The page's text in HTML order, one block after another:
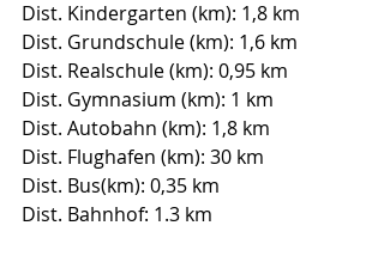
Dist. Kindergarten (km): 1,8 km
Dist. Grundschule (km): 1,6 km
Dist. Realschule (km): 0,95 km
Dist. Gymnasium (km): 1 km
Dist. Autobahn (km): 1,8 km
Dist. Flughafen (km): 30 km
Dist. Bus(km): 0,35 km
Dist. Bahnhof: 1.3 km